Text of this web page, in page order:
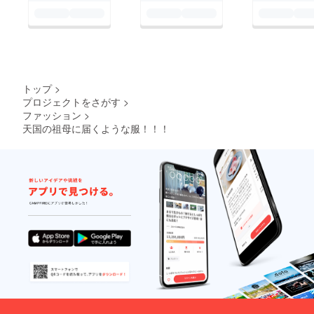
トップ >
プロジェクトをさがす >
ファッション >
天国の祖母に届くような服！！！